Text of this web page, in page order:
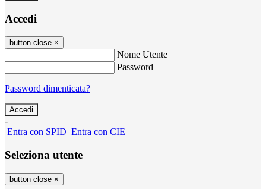
Accedi
button close ×
Nome Utente
Password
Password dimenticata?
-
Entra con SPID Entra con CIE
Seleziona utente
button close ×